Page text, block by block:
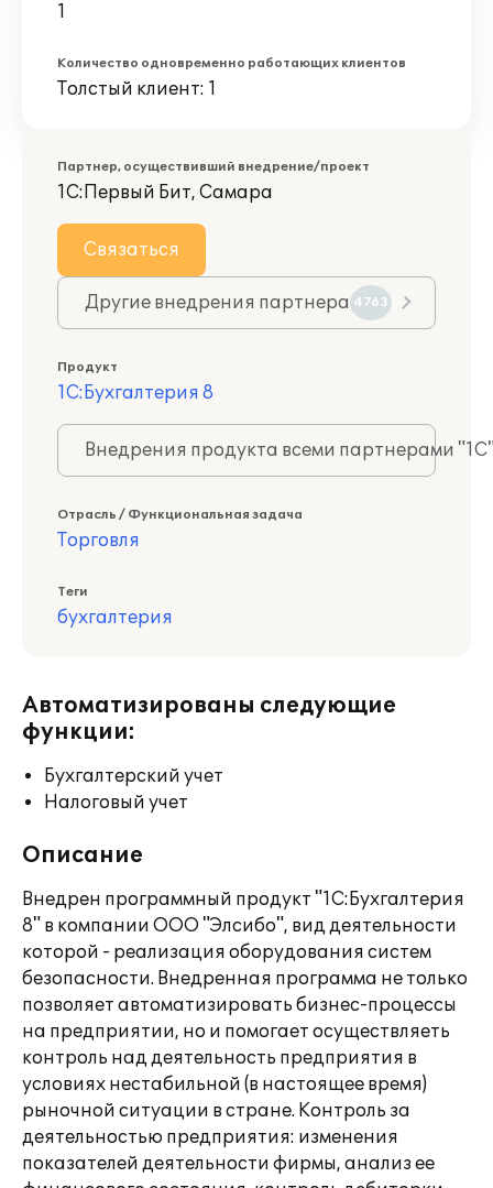
1
Количество одновременно работающих клиентов
Толстый клиент: 1
Партнер, осуществивший внедрение/проект
1С:Первый Бит, Самара
Связаться
Другие внедрения партнера 4763
Продукт
1С:Бухгалтерия 8
Внедрения продукта всеми партнерами
Отрасль / Функциональная задача
Торговля
Теги
бухгалтерия
Автоматизированы следующие
функции:
Бухгалтерский учет
Налоговый учет
Описание
Внедрен программный продукт "1С:Бухгалтерия
8" в компании ООО "Элсибо", вид деятельности
которой - реализация оборудования систем
безопасности. Внедренная программа не только
позволяет автоматизировать бизнес-процессы
на предприятии, но и помогает осуществляеть
контроль над деятельность предприятия в
условиях нестабильной (в настоящее время)
рыночной ситуации в стране. Контроль за
деятельностью предприятия: изменения
показателей деятельности фирмы, анализ ее